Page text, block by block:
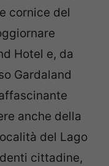
cornice del
Hotel e, da
Gardaland
anche della
del Lago
cittadine,